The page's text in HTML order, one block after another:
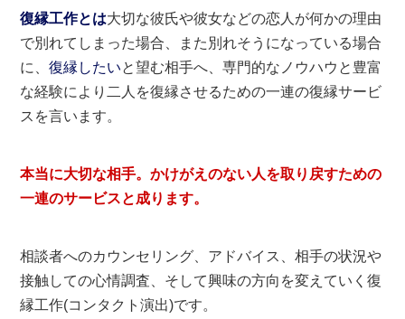
復縁工作とは大切な彼氏や彼女などの恋人が何かの理由
で別れてしまった場合、また別れそうになっている場合
に、復縁したいと望む相手へ、専門的なノウハウと豊富
な経験により二人を復縁させるための一連の復縁サービ
スを言います。
本当に大切な相手。かけがえのない人を取り戻すための
一連のサービスと成ります。
相談者へのカウンセリング、アドバイス、相手の状況や
接触しての心情調査、そして興味の方向を変えていく復
縁工作(コンタクト演出)です。